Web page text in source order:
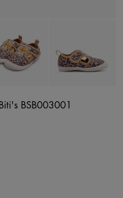
BSB003001